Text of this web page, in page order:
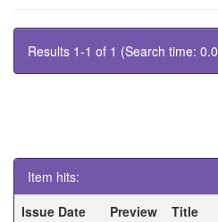
Results 1-1 of 1 (Search time:
Item hits:
Issue Date
Preview Title